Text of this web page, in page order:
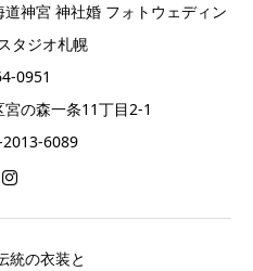
神宮 神社婚 フォトウェディン
タジオ札幌
0951
の森一条11丁目2-1
2013-6089
統の衣装と